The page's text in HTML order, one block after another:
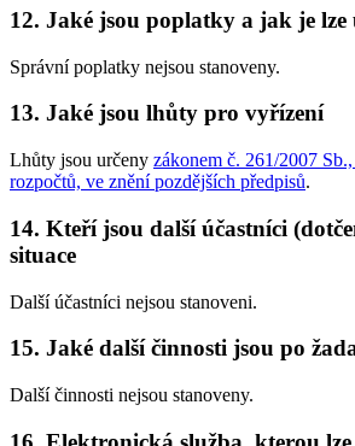
12. Jaké jsou poplatky a jak je
Správní poplatky nejsou stanoveny.
13. Jaké jsou lhůty pro vyřízení
Lhůty jsou určeny zákonem č. 261/2007
rozpočtů, ve znění pozdějších předpisů.
14. Kteří jsou další účastníci
situace
Další účastníci nejsou stanoveni.
15. Jaké další činnosti jsou po
Další činnosti nejsou stanoveny.